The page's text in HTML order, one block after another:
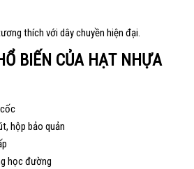
thích với dây chuyền hiện đại.
BIẾN CỦA HẠT NHỰA
hộp bảo quản
học đường